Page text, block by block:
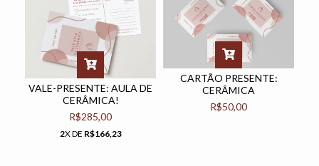
VALE-PRESENTE: AULA DE
CERÂMICA!
R$285,00
2X DE R$166,23
CARTÃO PRESENTE:
CERÂMICA
R$50,00